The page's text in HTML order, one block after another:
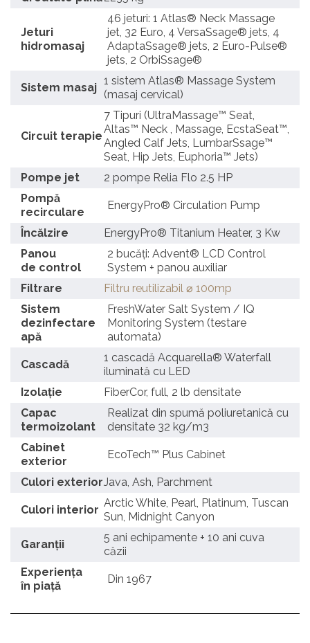
Jeturi
hidromasaj
46 jeturi: 1 Atlas® Neck Massage
jet, 32 Euro, 4 VersaSsage® jets, 4
AdaptaSsage® jets, 2 Euro-Pulse®
jets, 2 OrbiSsage®
Sistem masaj
1 sistem Atlas® Massage System
(masaj cervical)
Circuit terapie
7 Tipuri (UltraMassage™ Seat,
Altas™ Neck , Massage, EcstaSeat™,
Angled Calf Jets, LumbarSsage™
Seat, Hip Jets, Euphoria™ Jets)
Pompe jet
2 pompe Relia Flo 2.5 HP
Pompă
recirculare
EnergyPro® Circulation Pump
Încălzire
EnergyPro® Titanium Heater, 3 Kw
Panou
de control
2 bucăți: Advent® LCD Control
System + panou auxiliar
Filtrare
Filtru reutilizabil ⌀ 100mp
Sistem
dezinfectare
apă
FreshWater Salt System / IQ
Monitoring System (testare
automata)
Cascadă
1 cascadă Acquarella® Waterfall
iluminată cu LED
Izolație
FiberCor, full, 2 lb densitate
Capac
termoizolant
Realizat din spumă poliuretanică cu
densitate 32 kg/m3
Cabinet
exterior
EcoTech™ Plus Cabinet
Culori exteriorJava, Ash, Parchment
Culori interior
Arctic White, Pearl, Platinum, Tuscan
Sun, Midnight Canyon
Garanții
5 ani echipamente + 10 ani cuva
căzii
Experienţa
în piaţă
Din 1967